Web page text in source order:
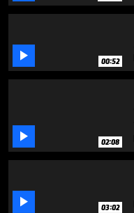
minute,
47
 00:52
 02:08
 03:02